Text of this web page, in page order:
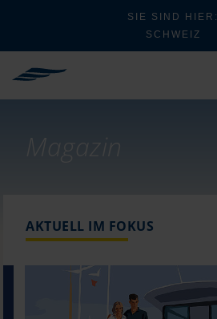
SIE SIND HIER:
SCHWEIZ
Magazin
AKTUELL IM FOKUS